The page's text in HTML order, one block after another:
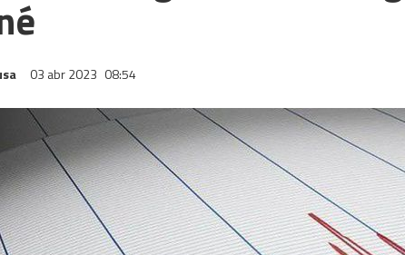
03 abr 2023 08:54